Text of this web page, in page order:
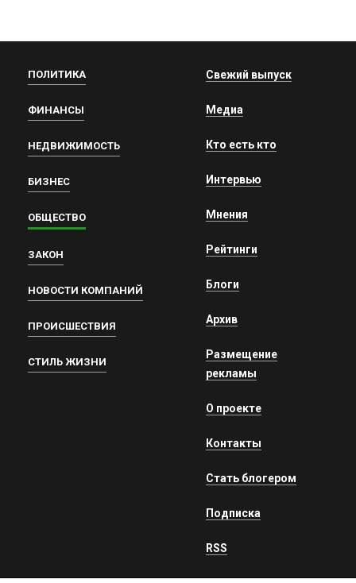
ПОЛИТИКА
ФИНАНСЫ
НЕДВИЖИМОСТЬ
БИЗНЕС
ОБЩЕСТВО
ЗАКОН
НОВОСТИ КОМПАНИЙ
ПРОИСШЕСТВИЯ
СТИЛЬ ЖИЗНИ
Свежий выпуск
Медиа
Кто есть кто
Интервью
Мнения
Рейтинги
Блоги
Архив
Размещение
рекламы
О проекте
Контакты
Стать блогером
Подписка
RSS